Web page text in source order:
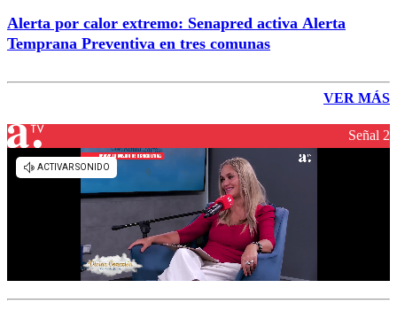
Alerta por calor extremo: Senapred activa Alerta
Temprana Preventiva en tres comunas
VER MÁS
Señal 2